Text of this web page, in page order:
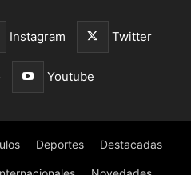
Instagram Twitter
Youtube
Deportes Destacadas